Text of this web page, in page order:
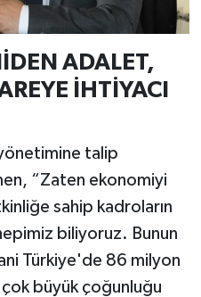
ADALET,
İHTİYACI
talip
“Zaten ekonomiyi
sahip kadroların
biliyoruz. Bunun
Türkiye'de 86 milyon
çok büyük çoğunluğu